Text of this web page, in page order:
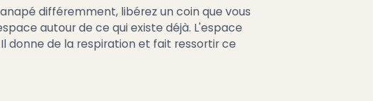
différemment, libérez un coin que vous
autour de ce qui existe déjà. L'espace
donne de la respiration et fait ressortir ce